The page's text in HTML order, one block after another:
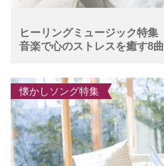
ヒーリングミュージック特集
音楽で心のストレスを癒す8曲
懐かしソング特集